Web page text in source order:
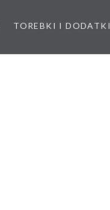
TOREBKI I DODATKI